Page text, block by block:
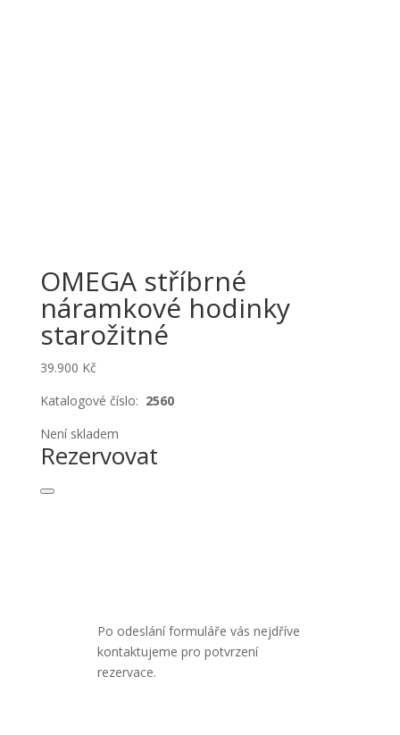
OMEGA stříbrné
náramkové hodinky
starožitné
39.900 Kč
Katalogové číslo: 2560
Není skladem
Rezervovat
Po odeslání formuláře vás nejdříve
kontaktujeme pro potvrzení
rezervace.